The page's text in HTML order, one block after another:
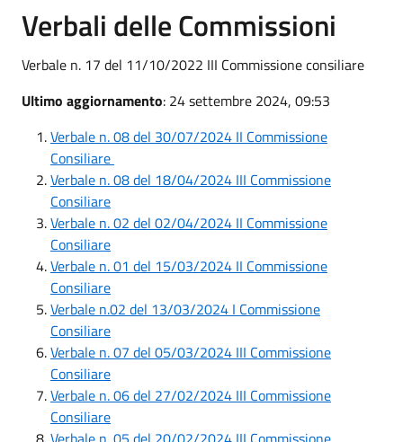
Verbali delle Commissioni
Verbale n. 17 del 11/10/2022 III Commissione consiliare
Ultimo aggiornamento: 24 settembre 2024, 09:53
Verbale n. 08 del 30/07/2024 II Commissione
Consiliare
Verbale n. 08 del 18/04/2024 III Commissione
Consiliare
Verbale n. 02 del 02/04/2024 II Commissione
Consiliare
Verbale n. 01 del 15/03/2024 II Commissione
Consiliare
Verbale n.02 del 13/03/2024 I Commissione
Consiliare
Verbale n. 07 del 05/03/2024 III Commissione
Consiliare
Verbale n. 06 del 27/02/2024 III Commissione
Consiliare